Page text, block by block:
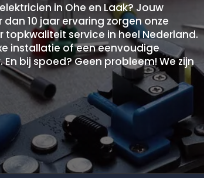
in Ohe en Laak? Jouw
10 jaar ervaring zorgen onze
service in heel Nederland.
installatie of een eenvoudige
bij spoed? Geen probleem! We zijn